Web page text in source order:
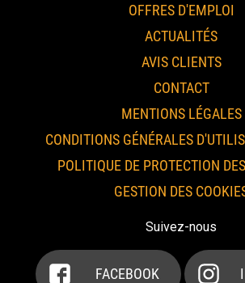
OFFRES D'EMPLOI
ACTUALITÉS
AVIS CLIENTS
CONTACT
MENTIONS LÉGALES
CONDITIONS GÉNÉRALES
POLITIQUE DE PROTECTION
GESTION DES
Suivez-nous
FACEBOOK